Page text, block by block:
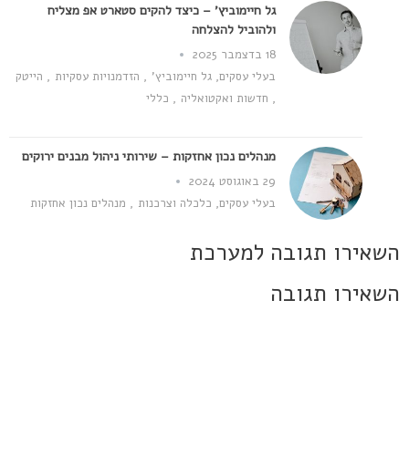
גל חיימוביץ' – כיצד להקים סטארט אפ מצליח
ולהוביל להצלחה
18 בדצמבר 2025
בעלי עסקים,גל חיימוביץ' , הזדמנויות עסקיות , הייטק
, חדשות ואקטואליה , כללי
מנהלים נכון אחזקות – שירותי ניהול מבנים ירוקים
29 באוגוסט 2024
בעלי עסקים, כלכלה וצרכנות , מנהלים נכון אחזקות
השאירו תגובה למערכת
השאירו תגובה